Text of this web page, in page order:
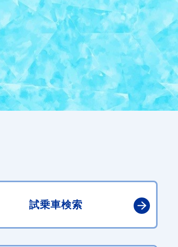
試乗車検索